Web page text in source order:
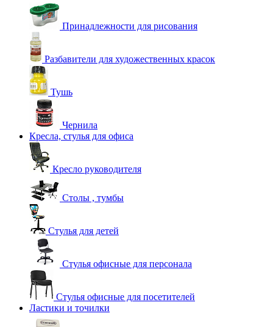
Принадлежности для рисования
Разбавители для художественных красок
Тушь
Чернила
Кресла, стулья для офиса
Кресло руководителя
Столы , тумбы
Стулья для детей
Стулья офисные для персонала
Стулья офисные для посетителей
Ластики и точилки